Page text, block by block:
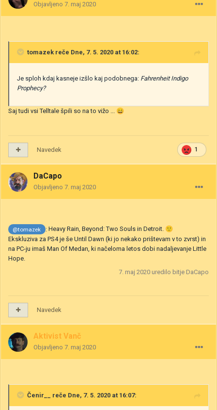
Objavljeno 7. maj 2020
tomazek reče Dne, 7. 5. 2020 at 16:02:
Je sploh kdaj kasneje izšlo kaj podobnega: Fahrenheit Indigo
Prophecy?
Saj tudi vsi Telltale špili so na to vižo ... 😄
1
Navedek
DaCapo
Objavljeno 7. maj 2020
@tomazek : Heavy Rain, Beyond: Two Souls in Detroit. 🙂
Ekskluziva za PS4 je še Until Dawn (ki jo nekako prištevam v to zvrst) in
na PC-ju imaš Man Of Medan, ki načeloma letos dobi nadaljevanje Little
Hope.
7. maj 2020 uredilo bitje DaCapo
Navedek
Aktivist Vanč
Objavljeno 7. maj 2020
Čenir__ reče Dne, 7. 5. 2020 at 16:07: